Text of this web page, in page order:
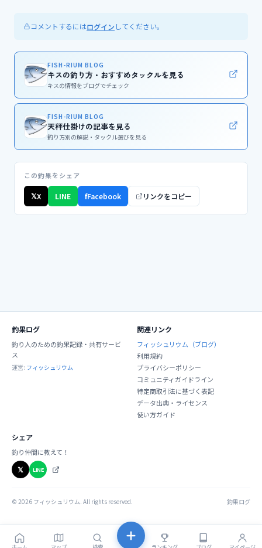
コメントするにはログイン してください。
FISH-RIUM BLOG
キスの釣り方・おすすめタックルを見る
キスの情報をブログでチェック
FISH-RIUM BLOG
天秤仕掛けの記事を見る
釣り方別の解説・タックル選びを見る
この釣果をシェア
𝕏X LINE fFacebook リンクをコピー
釣果ログ
釣り人のための釣果記録・共有サービ
ス
運営: フィッシュリウム
関連リンク
フィッシュリウム（ブログ）
利用規約
プライバシーポリシー
コミュニティガイドライン
特定商取引法に基づく表記
データ出典・ライセンス
使い方ガイド
シェア
釣り仲間に教えて！
𝕏 LINE
© 2026 フィッシュリウム. All rights reserved. 釣果ログ